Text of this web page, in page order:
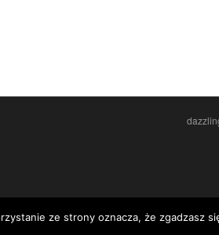
ze strony oznacza, że zgadzasz